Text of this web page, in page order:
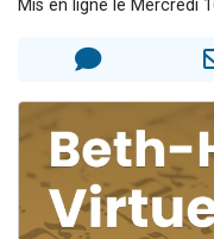
Mis en ligne le Mercredi